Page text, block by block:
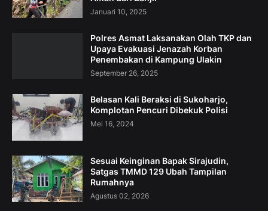
Januari 10, 2025
Polres Asmat Laksanakan Olah TKP dan
Upaya Evakuasi Jenazah Korban
Penembakan di Kampung Ulakin
September 26, 2025
Belasan Kali Beraksi di Sukoharjo,
Komplotan Pencuri Dibekuk Polisi
Mei 16, 2024
Sesuai Keinginan Bapak Sirajudin,
Satgas TMMD 129 Ubah Tampilan
Rumahnya
Agustus 02, 2026